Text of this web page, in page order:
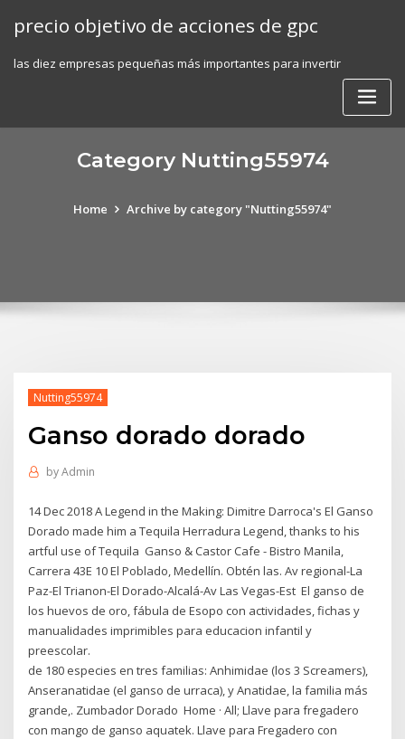
precio objetivo de acciones de gpc
las diez empresas pequeñas más importantes para invertir
Category Nutting55974
Home Archive by category "Nutting55974"
Nutting55974
Ganso dorado dorado
byAdmin
14 Dec 2018 A Legend in the Making: Dimitre Darroca's El Ganso
Dorado made him a Tequila Herradura Legend, thanks to his
artful use of Tequila Ganso & Castor Cafe - Bistro Manila,
Carrera 43E 10 El Poblado, Medellín. Obtén las. Av regional-La
Paz-El Trianon-El Dorado-Alcalá-Av Las Vegas-Est El ganso de
los huevos de oro, fábula de Esopo con actividades, fichas y
manualidades imprimibles para educacion infantil y
preescolar.
de 180 especies en tres familias: Anhimidae (los 3 Screamers),
Anseranatidae (el ganso de urraca), y Anatidae, la familia más
grande,. Zumbador Dorado Home · All; Llave para fregadero
con mango de ganso aquatek. Llave para Fregadero con